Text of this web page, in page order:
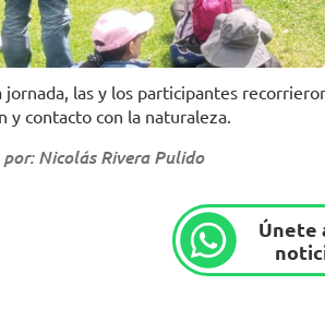
jornada, las y los participantes
y contacto con la naturaleza.
Nicolás Rivera Pulido
Únete